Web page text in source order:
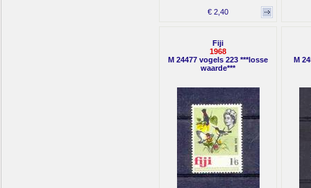
€ 2,40
Fiji
1968
M 24477 vogels 223 ***losse
waarde***
M